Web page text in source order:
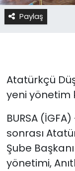
Paylaş
Atatürkçü
yeni yönetim
BURSA
sonrası
Şube
yönetimi,